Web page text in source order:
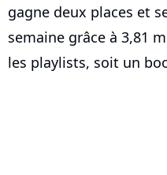
gagne deux places et
semaine grâce à 3,81
les playlists, soit un